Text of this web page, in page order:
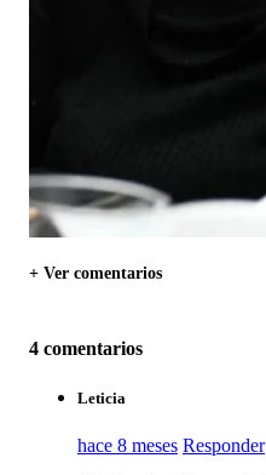
+ Ver comentarios
4 comentarios
Leticia
hace 8 meses Responder